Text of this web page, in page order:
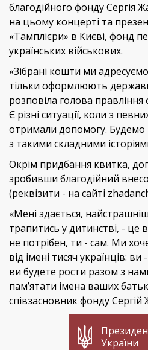
благодійного фонду Сергія
на цьому концерті та
«Тамплієри» в Києві, фонд
українських військових.
«Зібрані кошти ми
тільки оформлюють
розповіла голова
Є різні ситуації, коли з
отримали допомогу.
з такими складними
Окрім придбання квитка,
зробивши благодійний
(реквізити - на сайті
«Мені здається,
трапитись у дитинстві, - це
не потрібен, ти - сам. Ми
від імені тисяч українців:
ви будете рости разом з
пам’ятати імена ваших
співзасновник фонду Сергій
України